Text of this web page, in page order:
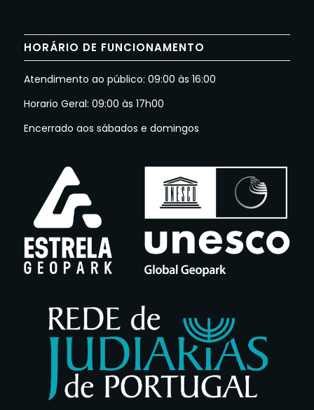
HORÁRIO DE FUNCIONAMENTO
Atendimento ao público: 09:00 às 16:00
Horario Geral: 09:00 às 17h00
Encerrado aos sábados e domingos